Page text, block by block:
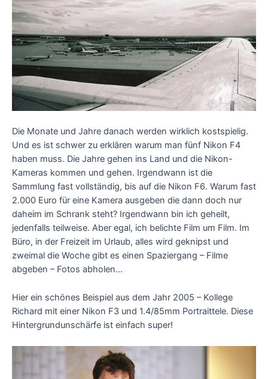
Die Monate und Jahre danach werden wirklich kostspielig.
Und es ist schwer zu erklären warum man fünf Nikon F4
haben muss. Die Jahre gehen ins Land und die Nikon-
Kameras kommen und gehen. Irgendwann ist die
Sammlung fast vollständig, bis auf die Nikon F6. Warum fast
2.000 Euro für eine Kamera ausgeben die dann doch nur
daheim im Schrank steht? Irgendwann bin ich geheilt,
jedenfalls teilweise. Aber egal, ich belichte Film um Film. Im
Büro, in der Freizeit im Urlaub, alles wird geknipst und
zweimal die Woche gibt es einen Spaziergang – Filme
abgeben – Fotos abholen…
Hier ein schönes Beispiel aus dem Jahr 2005 – Kollege
Richard mit einer Nikon F3 und 1.4/85mm Portraittele. Diese
Hintergrundunschärfe ist einfach super!